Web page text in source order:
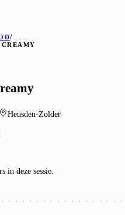
/
Heusden-Zolder
in deze sessie.